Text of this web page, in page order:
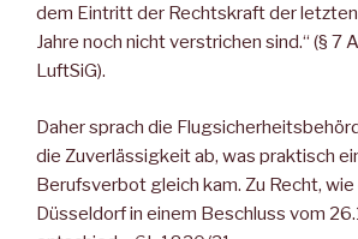
dem Eintritt der Rechtskraft der
Jahre noch nicht verstrichen sind.“ (§ 7
LuftSiG).
Daher sprach die
die Zuverlässigkeit ab, was praktisch
Berufsverbot gleich kam. Zu Recht, wie
Düsseldorf in einem Beschluss vom